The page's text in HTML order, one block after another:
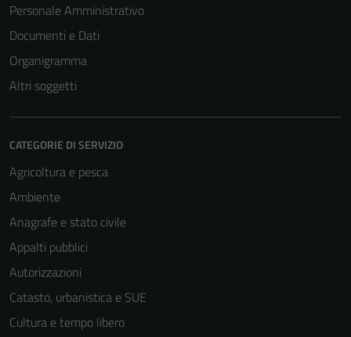
Personale Amministrativo
Documenti e Dati
Organigramma
Altri soggetti
CATEGORIE DI SERVIZIO
Agricoltura e pesca
Ambiente
Anagrafe e stato civile
Appalti pubblici
Autorizzazioni
Catasto, urbanistica e SUE
Cultura e tempo libero